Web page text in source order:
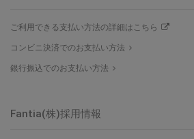
ご利用できる支払い方法の詳細はこちら
コンビニ決済でのお支払い方法
銀行振込でのお支払い方法
Fantia(株)採用情報